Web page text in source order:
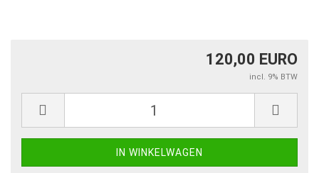
120,00 EURO
incl. 9% BTW